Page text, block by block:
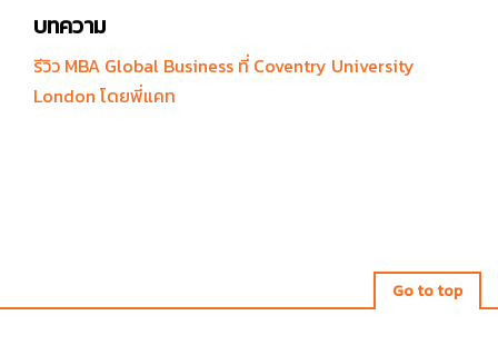
บทความ
รีวิว MBA Global Business ที่ Coventry University
London โดยพี่แคท
Go to top